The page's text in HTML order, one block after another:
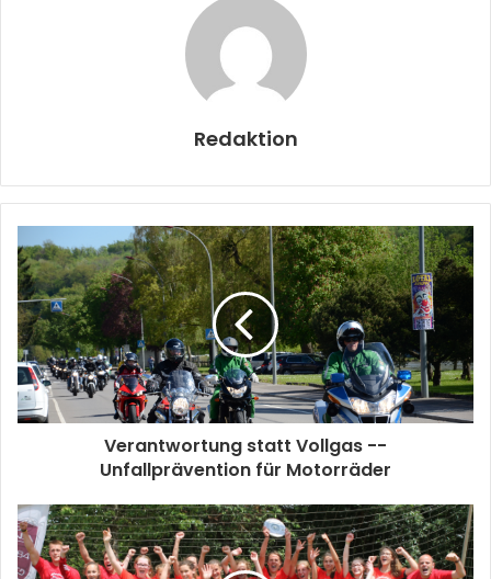
Redaktion
Verantwortung statt Vollgas --
Unfallprävention für Motorräder